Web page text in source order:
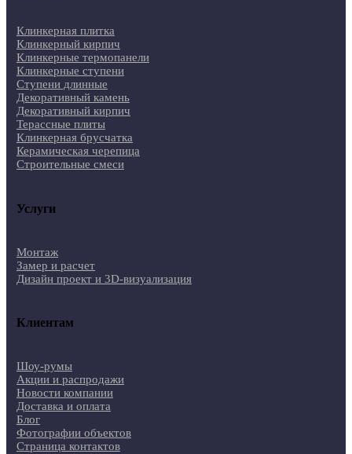
Клинкерная плитка
Клинкерный кирпич
Клинкерные термопанели
Клинкерные ступени
Ступени длинные
Декоративный камень
Декоративный кирпич
Терассные плиты
Клинкерная брусчатка
Керамическая черепица
Строительные смеси
Услуги
Монтаж
Замер и расчет
Дизайн проект и 3D-визуализация
Клиентам
Шоу-румы
Акции и распродажи
Новости компании
Доставка и оплата
Блог
Фотографии объектов
Страница контактов